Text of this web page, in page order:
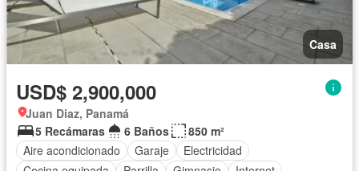
Casa
USD$ 2,900,000
Juan Diaz, Panamá
5 Recámaras
6 Baños
850 m²
Aire acondicionado
Garaje
Electricidad